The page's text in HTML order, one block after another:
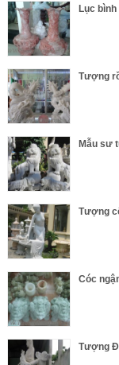
Lục
Tượng
Mẫu sư
Tượng
Cóc
Tượng